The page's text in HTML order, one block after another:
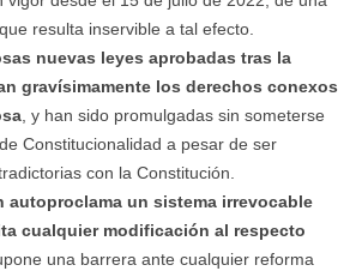
resulta inservible a tal efecto.
nuevas leyes aprobadas tras la
gravísimamente los derechos conexos
, y han sido promulgadas sin someterse
Constitucionalidad a pesar de ser
con la Constitución.
autoproclama un sistema irrevocable
cualquier modificación al respecto
una barrera ante cualquier reforma